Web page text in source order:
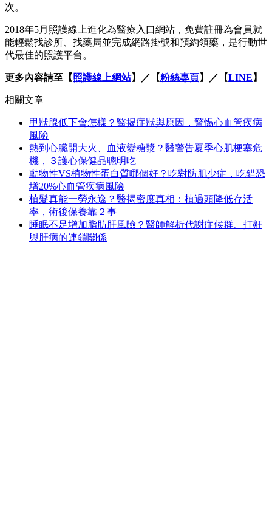
次。
2018年5月照護線上進化為醫療入口網站，免費註冊為會員就
能輕鬆找診所、找藥局並完成網路掛號和預約領藥，是行動世
代最佳的照護平台。
更多內容請至【照護線上網站】／【粉絲專頁】／【LINE 】
相關文章
甲狀腺低下會怎樣？醫揭症狀與原因，警惕心血管疾病
風險
熱到心臟開大火、血液變糖漿？醫警告夏季心肌梗塞危
機，３護心保健品聰明吃
動物性VS植物性蛋白質哪個好？吃對防肌少症，吃錯恐
增20%心血管疾病風險
植髮真能一勞永逸？醫揭密度真相：植過頭降低存活
率，術後保養靠２事
睡眠不足增加脂肪肝風險？醫師解析代謝症候群、打鼾
與肝病的連鎖關係